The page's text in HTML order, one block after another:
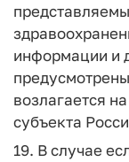
информации и
возлагается
субъекта
19. В случае